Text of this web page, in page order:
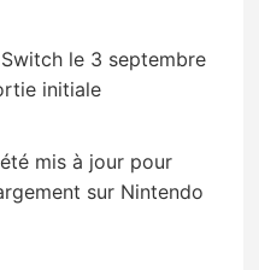
le 3 septembre
initiale
mis à jour pour
sur Nintendo